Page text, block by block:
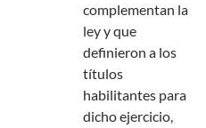
complementan la
ley y que
definieron a los
títulos
habilitantes para
dicho ejercicio,